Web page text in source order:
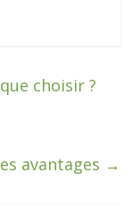
choisir ?
avantages →